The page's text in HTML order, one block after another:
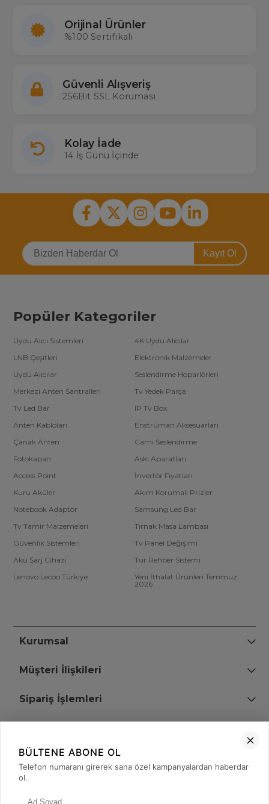
Orijinal Ürünler
%100 Sertifikalı
Güvenli Alışveriş
256Bit SSL Koruması
Kolay İade
14 İş Günü İçinde
Kayıt Ol
Popüler Kategoriler
Uydu Alıcı Sistemleri
4K Uydu Alıcılar
LNB Çeşitleri
Elektronik Malzemeler
Uydu Alıcılar
Seslendirme Hoparlörleri
Merkezi Anten Santralleri
Tv Yedek Parça
Tv Led Bar
IP Tv Box
Anten Kabloları
Enstrüman Aksesuarları
Çanak Anten
Cami Seslendirme
Fotokapan
Askı Aparatları
Access Point
İnvertör Fiyatları
Kuru Aküler
Akım Korumalı Prizler
Notebook Adaptör
Samsung Led Bar
Tv Tamir Malzemeleri
Tırnak Masa Lambası
Güvenlik Sistemleri
Tv Panel Değişimi
Akü Şarj Cihazı
Tur Rehber Sistemi
Lenovo Lecoo Türkiye
Yeni İthalat Ürünleri Temmuz
2026
Kurumsal
Müşteri İlişkileri
Sipariş İşlemleri
+90 (850) 473 08 08
BÜLTENE ABONE OL
Telefon numaranı girerek sana özel kampanyalardan haberdar
ol.